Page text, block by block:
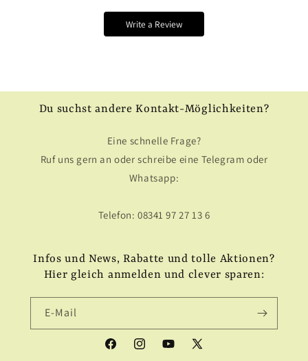
Write a Review
Du suchst andere Kontakt-Möglichkeiten?
Eine schnelle Frage?
Ruf uns gern an oder schreibe eine Telegram oder
Whatsapp:
Telefon: 08341 97 27 13 6
Infos und News, Rabatte und tolle Aktionen?
Hier gleich anmelden und clever sparen:
E-Mail
FacebookInstagramYouTube
X